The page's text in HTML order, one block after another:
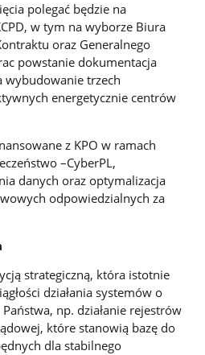
polegać będzie na
w tym na wyborze Biura
oraz Generalnego
powstanie dokumentacja
wybudowanie trzech
energetycznie centrów
z KPO w ramach
–CyberPL,
danych oraz optymalizacja
odpowiedzialnych za
strategiczną, która istotnie
działania systemów o
np. działanie rejestrów
które stanowią bazę do
dla stabilnego